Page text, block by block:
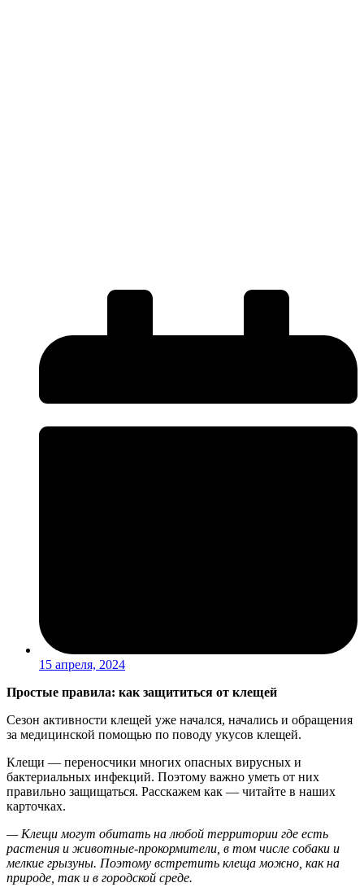
15 апреля, 2024
Простые правила: как защититься от клещей
Сезон активности клещей уже начался, начались и обращения
за медицинской помощью по поводу укусов клещей.
Клещи — переносчики многих опасных вирусных и
бактериальных инфекций. Поэтому важно уметь от них
правильно защищаться. Расскажем как — читайте в наших
карточках.
— Клещи могут обитать на любой территории где есть
растения и животные-прокормители, в том числе собаки и
мелкие грызуны. Поэтому встретить клеща можно, как на
природе, так и в городской среде.